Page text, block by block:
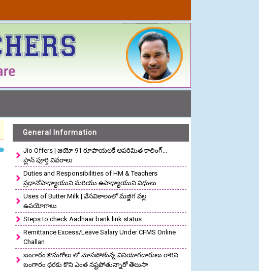
General Information
Jio Offers | జియో 91 రూపాయలకే అపరిమిత కాలింగ్...
ప్లాన్ పూర్తి వివరాలు
Duties and Responsibilities of HM & Teachers
ప్రధానోపాధ్యాయుని మరియు ఉపాధ్యాయుని విధులు
Uses of Butter Milk | వేసవికాలంలో మజ్జిగ వల్ల
ఉపయోగాలు
Steps to check Aadhaar bank link status
Remittance Excess/Leave Salary Under CFMS Online
Challan
బంగారం కొనుగోలు లో మోసపోతున్న వినియోగదారులు రాగిని
బంగారం ధరకు కొని ఎంత నష్టపోతున్నారో తెలుసా